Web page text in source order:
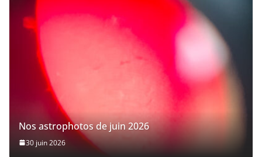
Nos astrophotos de juin 2026
30 juin 2026